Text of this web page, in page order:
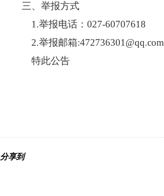
三、举报方式
1.举报电话：027-60707618
2.举报邮箱:472736301@qq.com
特此公告
分享到